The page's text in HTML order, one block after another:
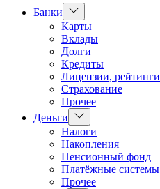
Банки
Показать
подменю
Карты
Вклады
Долги
Кредиты
Лицензии, рейтинги
Страхование
Прочее
Деньги
Показать
подменю
Налоги
Накопления
Пенсионный фонд
Платёжные системы
Прочее